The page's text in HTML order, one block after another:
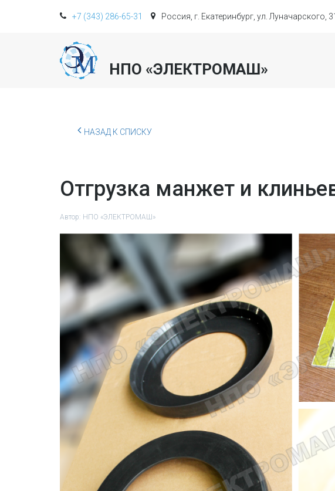
+7 (343) 286-65-31 Россия, г. Екатеринбург, ул. Луначарского, 31
НПО «ЭЛЕКТРОМАШ»
НАЗАД К СПИСКУ
Отгрузка манжет и
Автор: НПО «ЭЛЕКТРОМАШ»